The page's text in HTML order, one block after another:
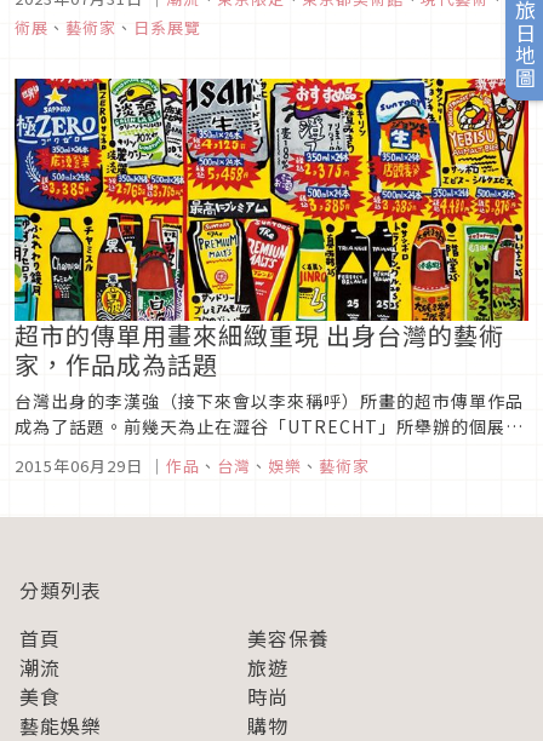
旅日地圖
間機構和39間藝廊參與。今年更將推出全新的策展銷售平台「東
京藝術周聚焦」，通過參展藝廊的作品重新思考和審視日本藝術
術展 、 藝術家 、 日系展覽
超市的傳單用畫來細緻重現 出身台灣的藝術
家，作品成為話題
台灣出身的李漢強（接下來會以李來稱呼）所畫的超市傳單作品
成為了話題。前幾天為止在澀谷「UTRECHT」所舉辦的個展
生，透過很有風格的畫風，連細小部分都不放過地重現出來。馬
2015年06月29日 ｜ 作品 、 台灣 、 娛樂 、 藝術家
分類列表
首頁
美容保養
潮流
旅遊
美食
時尚
藝能娛樂
購物